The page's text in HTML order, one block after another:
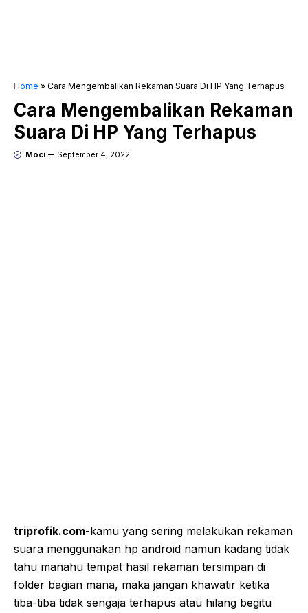
Home » Cara Mengembalikan Rekaman Suara Di HP Yang Terhapus
Cara Mengembalikan Rekaman
Suara Di HP Yang Terhapus
Moci September 4, 2022
triprofik.com-kamu yang sering melakukan rekaman
suara menggunakan hp android namun kadang tidak
tahu manahu tempat hasil rekaman tersimpan di
folder bagian mana, maka jangan khawatir ketika
tiba-tiba tidak sengaja terhapus atau hilang begitu